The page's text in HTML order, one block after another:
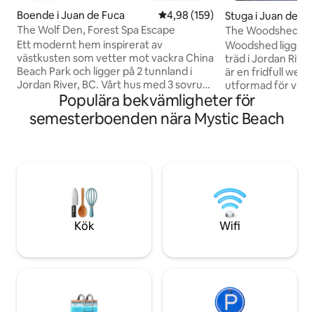
Boende i Juan de Fuca 4,98 av 5 i genomsnittligt
4,98 (159)
The Wolf Den, Forest Spa Escape
Ett modernt hem inspirerat av
västkusten som vetter mot vackra China
Beach Park och ligger på 2 tunnland i
Jordan River, BC. Vårt hus med 3 sovrum
har 3 kingsize-sängar, sängkläder av hög
kvalitet och handgjorda detaljer. Privat
vedeldad cederbastu, 3 utomhusbadkar,
leder till en avskild stenstrand som är
perfekt för valskådning, utforskning och
lägereldar. Där skogen möter havet.
Stuga i Juan de
The Woodshed
Woodshed ligger
träd i Jordan
är en fridfull
utformad för vila
Naturligt trä, rena
fönster gör att du
vid kusten.
skogens ljud och
för att sakta ner,
komma i kontakt
Populära bekvämligheter för
semesterboenden nära Mystic Beach
Kök Wifi